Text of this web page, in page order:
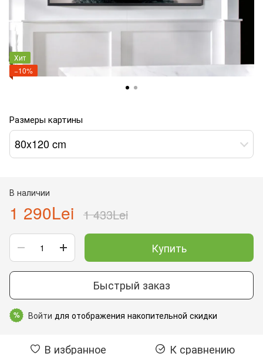
Хит
−10%
Размеры картины
80x120 cm
В наличии
1 290Lei 1 433Lei
Купить
Быстрый заказ
% Войти для отображения накопительной скидки
В избранное К сравнению